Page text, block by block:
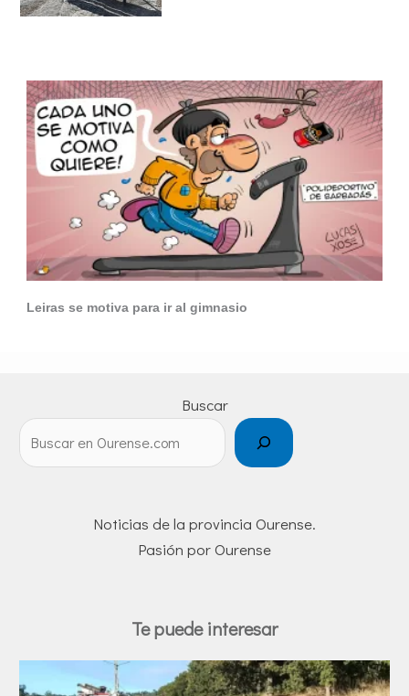
Leiras se motiva para ir al gimnasio
Buscar
Noticias de la provincia Ourense.
Pasión por Ourense
Te puede interesar